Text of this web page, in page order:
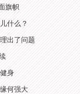
旗帜
什么？
出了问题
身
何强大